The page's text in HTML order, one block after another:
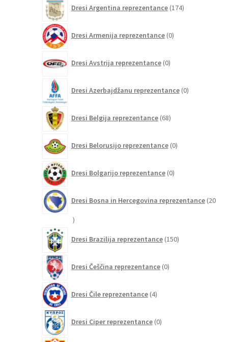
Dresi Argentina reprezentance 174izdelkov
Dresi Armenija reprezentance 0izdelkov
Dresi Avstrija reprezentance 0izdelkov
Dresi Azerbajdžanu reprezentance 0izdelkov
Dresi Belgija reprezentance 68izdelkov
Dresi Belorusijo reprezentance 0izdelkov
Dresi Bolgarijo reprezentance 0izdelkov
Dresi Bosna in Hercegovina reprezentance 20
20
Dresi Brazilija reprezentance 150izdelkov
Dresi Češčina reprezentance 0izdelkov
Dresi Čile reprezentance 4izdelki
Dresi Ciper reprezentance 0izdelkov